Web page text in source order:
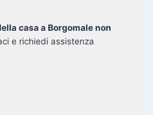
casa a Borgomale non
e richiedi assistenza